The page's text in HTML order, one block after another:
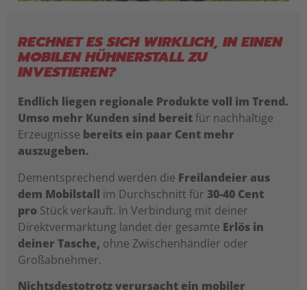
RECHNET ES SICH WIRKLICH, IN EINEN
MOBILEN HÜHNERSTALL ZU
INVESTIEREN?
Endlich liegen regionale Produkte voll im Trend.
Umso mehr Kunden sind bereitfür nachhaltige
Erzeugnisse bereits ein paar Cent mehr
auszugeben.
Dementsprechend werden die Freilandeier aus
dem Mobilstall im Durchschnitt für 30-40 Cent
pro Stück verkauft. In Verbindung mit deiner
Direktvermarktung landet der gesamte Erlös in
deiner Tasche, ohne Zwischenhändler oder
Großabnehmer.
Nichtsdestotrotz verursacht ein mobiler